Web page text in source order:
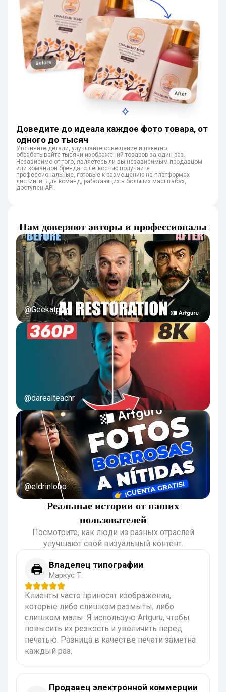
Доведите до идеала каждое фото товара, от
одного до тысяч
Уточняйте детали, улучшайте освещение и пакетно
обрабатывайте тысячи изображений товаров за один раз.
Независимо от того, являетесь ли вы независимым продавцом
или командой бренда, с легкостью получайте
профессиональные, готовые к размещению на платформах
листинги. Для команд, работающих в больших масштабах,
доступен API.
Нам доверяют авторы и профессионалы
@Geekatplay
@darealteachr
@eldrinlobo
Реальные истории от наших
пользователей
Посмотрите, как люди из разных отраслей
улучшают свой визуальный контент.
🖨️ Владелец типографии
Маркус Т.
Клиенты часто приносят изображения,
которые либо слишком размыты, либо
слишком малы. Я использую Artguru, чтобы
повысить их резкость и увеличить перед
печатью. Разница в качестве печати заметна
каждый раз.
Продавец электронной коммерции